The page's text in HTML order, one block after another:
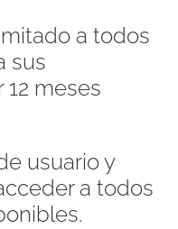
a todos
sus
meses
usuario y
a todos